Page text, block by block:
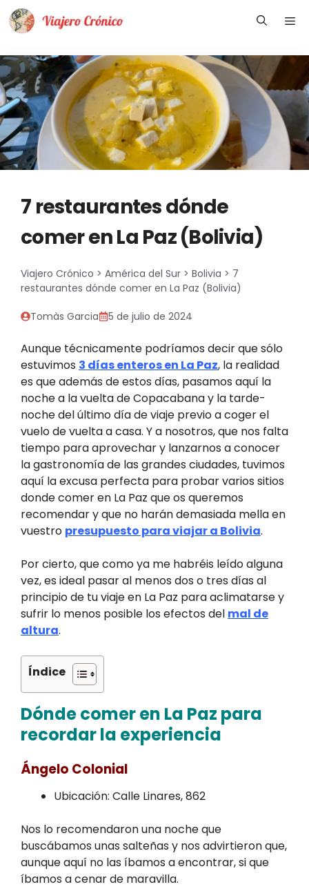
Saltar
7 restaurantes dónde
comer en La Paz (Bolivia)
Viajero Crónico > América del Sur > Bolivia > 7
restaurantes dónde comer en La Paz (Bolivia)
Tomàs Garcia 5 de julio de 2024
Aunque técnicamente podríamos decir que sólo
estuvimos 3 días enteros en La Paz, la realidad
es que además de estos días, pasamos aquí la
noche a la vuelta de Copacabana y la tarde-
noche del último día de viaje previo a coger el
vuelo de vuelta a casa. Y a nosotros, que nos falta
tiempo para aprovechar y lanzarnos a conocer
la gastronomía de las grandes ciudades, tuvimos
aquí la excusa perfecta para probar varios sitios
donde comer en La Paz que os queremos
recomendar y que no harán demasiada mella en
vuestro presupuesto para viajar a Bolivia.
Por cierto, que como ya me habréis leído alguna
vez, es ideal pasar al menos dos o tres días al
principio de tu viaje en La Paz para aclimatarse y
sufrir lo menos posible los efectos del mal de
altura.
Índice
Dónde comer en La Paz para
recordar la experiencia
Ángelo Colonial
Ubicación: Calle Linares, 862
Nos lo recomendaron una noche que
buscábamos unas salteñas y nos advirtieron que,
aunque aquí no las íbamos a encontrar, si que
íbamos a cenar de maravilla.